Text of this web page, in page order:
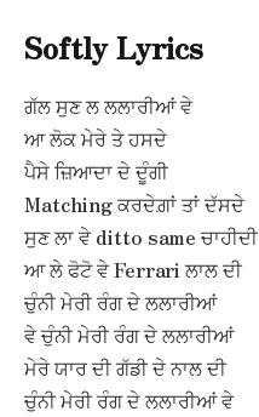
Softly Lyrics
ਗੱਲ ਸੁਣ ਲ ਲਲਾਰੀਆਂ ਵੇ
ਆ ਲੋਕ ਮੇਰੇ ਤੇ ਹਸਦੇ
ਪੈਸੇ ਜ਼ਿਆਦਾ ਦੇ ਦੂੰਗੀ
Matching ਕਰਦੇਗ਼ਾਂ ਤਾਂ ਦੱਸਦੇ
ਸੁਣ ਲਾ ਵੇ ditto same ਚਾਹੀਦੀ
ਆ ਲੇ ਫੋਟੋ ਵੇ Ferrari ਲਾਲ ਦੀ
ਚੁੰਨੀ ਮੇਰੀ ਰੰਗ ਦੇ ਲਲਾਰੀਆਂ
ਵੇ ਚੁੰਨੀ ਮੇਰੀ ਰੰਗ ਦੇ ਲਲਾਰੀਆਂ
ਮੇਰੇ ਯਾਰ ਦੀ ਗੱਡੀ ਦੇ ਨਾਲ ਦੀ
ਚੁੰਨੀ ਮੇਰੀ ਰੰਗ ਦੇ ਲਲਾਰੀਆਂ ਵੇ